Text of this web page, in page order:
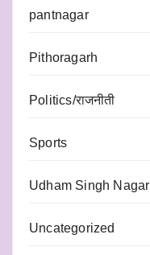
pantnagar
Pithoragarh
Politics/राजनीती
Sports
Udham Singh Nagar
Uncategorized